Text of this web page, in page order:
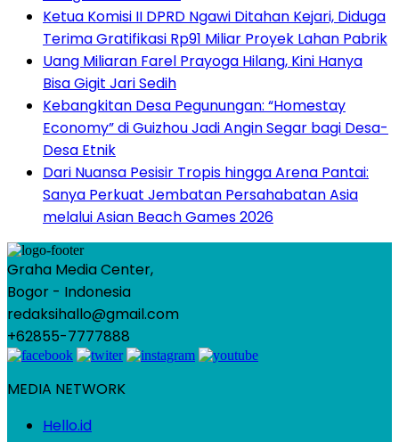
Ketua Komisi II DPRD Ngawi Ditahan Kejari, Diduga
Terima Gratifikasi Rp91 Miliar Proyek Lahan Pabrik
Uang Miliaran Farel Prayoga Hilang, Kini Hanya
Bisa Gigit Jari Sedih
Kebangkitan Desa Pegunungan: “Homestay
Economy” di Guizhou Jadi Angin Segar bagi Desa-
Desa Etnik
Dari Nuansa Pesisir Tropis hingga Arena Pantai:
Sanya Perkuat Jembatan Persahabatan Asia
melalui Asian Beach Games 2026
Graha Media Center,
Bogor - Indonesia
redaksihallo@gmail.com
+62855-7777888
MEDIA NETWORK
Hello.id